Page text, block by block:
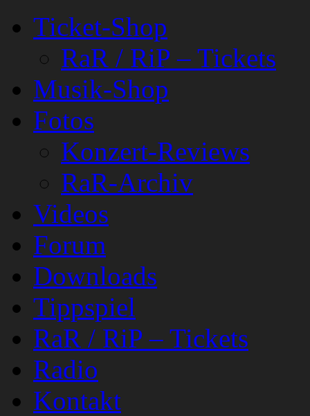
Ticket-Shop
RaR / RiP – Tickets
Musik-Shop
Fotos
Konzert-Reviews
RaR-Archiv
Videos
Forum
Downloads
Tippspiel
RaR / RiP – Tickets
Radio
Kontakt